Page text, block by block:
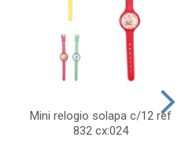
Mini relogio solapa c/12 ref
832 cx:024